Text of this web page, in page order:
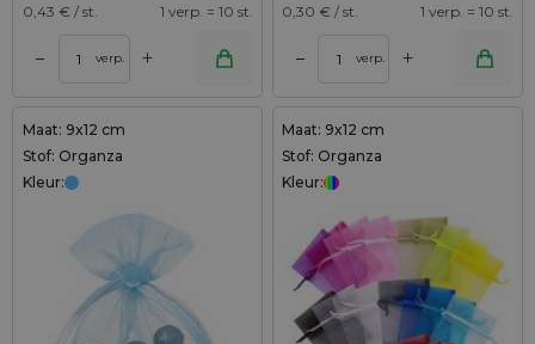
0,43 € / st. 1 verp. = 10 st.
– verp. +
0,30 € / st. 1 verp. = 10 st.
– verp. +
Maat: 9x12 cm
Stof: Organza
Kleur:
Maat: 9x12 cm
Stof: Organza
Kleur: